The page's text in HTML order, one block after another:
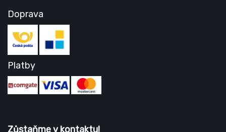
Doprava
Platby
Zůstaňme v kontaktu!